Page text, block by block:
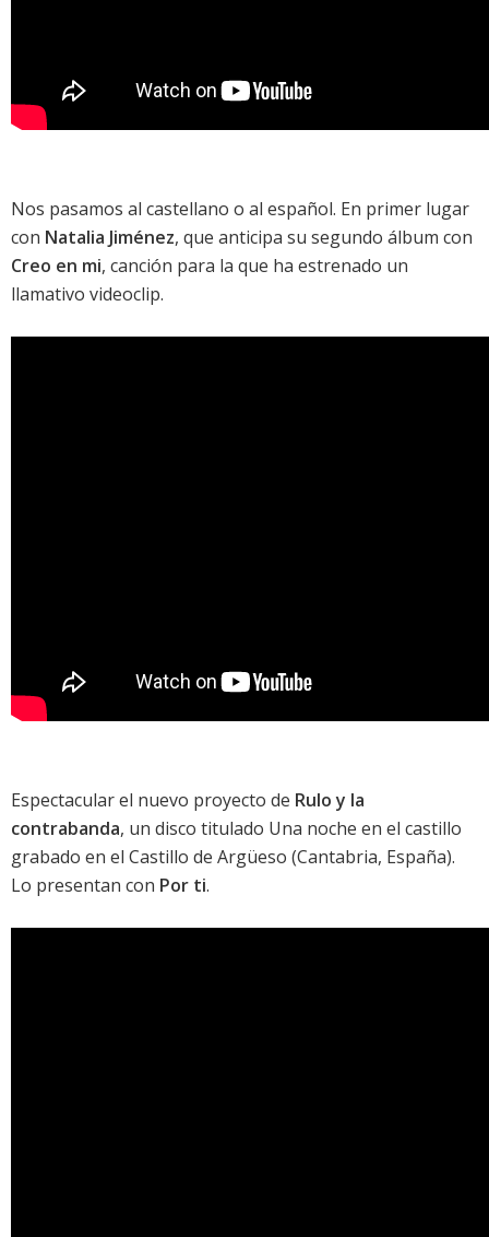
Nos pasamos al castellano o al español. En primer lugar
con Natalia Jiménez, que anticipa su segundo álbum con
Creo en mi, canción para la que ha estrenado un
llamativo videoclip.
Espectacular el nuevo proyecto de Rulo y la
contrabanda, un disco titulado Una noche en el castillo
grabado en el Castillo de Argüeso (Cantabria, España).
Lo presentan con Por ti.